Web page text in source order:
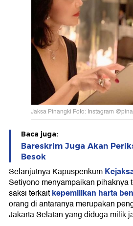
Jaksa Pinangki Foto: Instagram
Baca juga:
Bareskrim Juga Akan
Besok
Selanjutnya Kapuspenkum
Setiyono menyampaikan pihaknya
saksi terkaitkepemilikan harta
orang di antaranya merupakan
Jakarta Selatan yang diduga milik